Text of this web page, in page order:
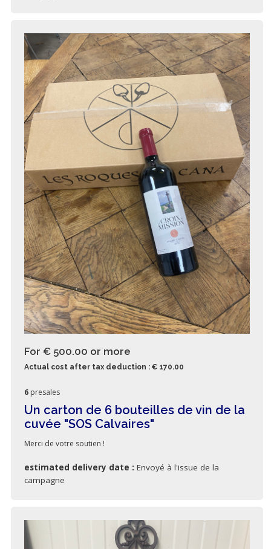
For € 500.00 or more
Actual cost after tax deduction : € 170.00
6 presales
Un carton de 6 bouteilles de vin de la
cuvée "SOS Calvaires"
Merci de votre soutien !
estimated delivery date : Envoyé à l'issue de la
campagne